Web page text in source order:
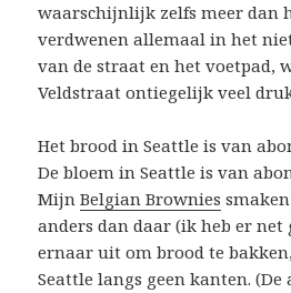
waarschijnlijk zelfs meer dan
verdwenen allemaal in het
van de straat en het voetpad,
Veldstraat ontiegelijk veel
Het brood in Seattle is van
De bloem in Seattle is van
MijnBelgian Brownies
anders dan daar (ik heb er
ernaar uit om brood te
Seattle langs geen kanten.